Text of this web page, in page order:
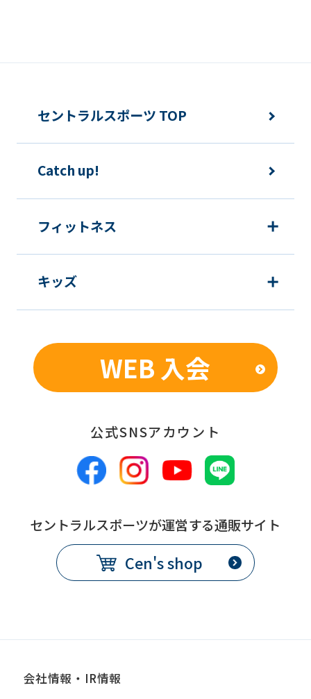
セントラルスポーツ TOP
Catch up!
フィットネス
キッズ
WEB 入会
公式SNSアカウント
セントラルスポーツが運営する通販サイト
Cen's shop
会社情報・IR情報